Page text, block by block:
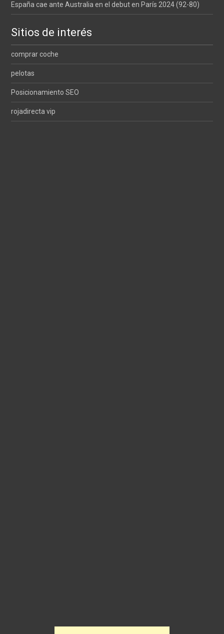
España cae ante Australia en el debut en París 2024 (92-80)
Sitios de interés
comprar coche
pelotas
Posicionamiento SEO
rojadirecta vip